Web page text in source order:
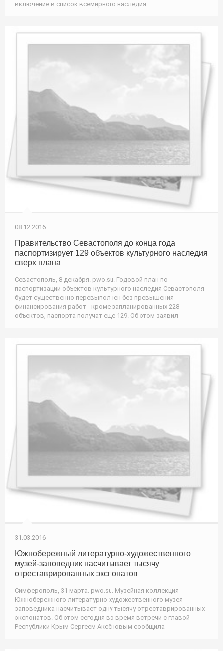
включение в список всемирного наследия
08.12.2016
Правительство Севастополя до конца года
паспортизирует 129 объектов культурного наследия
сверх плана
Севастополь, 8 декабря. pwo.su. Годовой план по
паспортизации объектов культурного наследия Севастополя
будет существенно перевыполнен без превышения
финансирования работ - кроме запланированных 228
объектов, паспорта получат еще 129. Об этом заявил
31.03.2016
Южнобережный литературно-художественного
музей-заповедник насчитывает тысячу
отреставрированных экспонатов
Симферополь, 31 марта. pwo.su. Музейная коллекция
Южнобережного литературно-художественного музея-
заповедника насчитывает одну тысячу отреставрированных
экспонатов. Об этом сегодня во время встречи с главой
Республики Крым Сергеем Аксёновым сообщила